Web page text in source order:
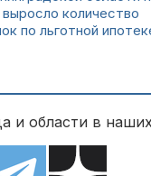
количество
по льготной
и области в